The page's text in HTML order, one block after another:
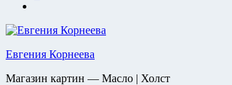
Евгения Корнеева
Магазин картин — Масло | Холст